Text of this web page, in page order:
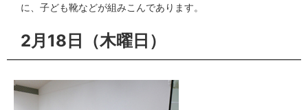
に、子ども靴などが組みこんであります。
2月18日（木曜日）